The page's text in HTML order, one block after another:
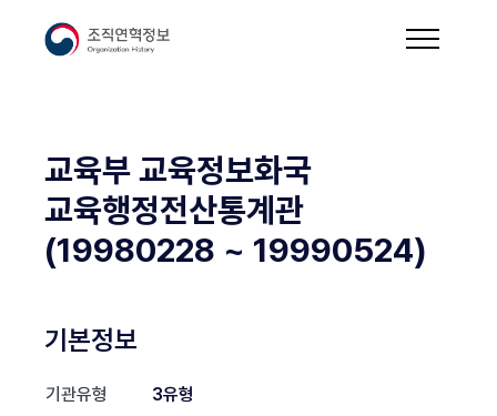
교육부 교육정보화국
교육행정전산통계관
(19980228 ~ 19990524)
기본정보
기관유형
3유형